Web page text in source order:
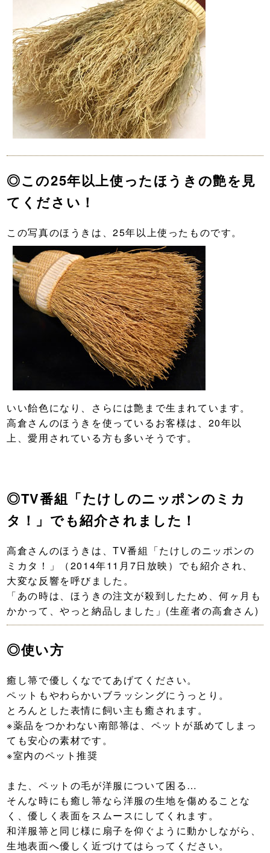
◎この25年以上使ったほうきの艶を見
てください！
この写真のほうきは、25年以上使ったものです。
いい飴色になり、さらには艶まで生まれています。
高倉さんのほうきを使っているお客様は、20年以
上、愛用されている方も多いそうです。
◎TV番組「たけしのニッポンのミカ
タ！」でも紹介されました！
高倉さんのほうきは、TV番組「たけしのニッポンの
ミカタ！」（2014年11月7日放映）でも紹介され、
大変な反響を呼びました。
「あの時は、ほうきの注文が殺到したため、何ヶ月も
かかって、やっと納品しました」(生産者の高倉さん)
◎使い方
癒し箒で優しくなでてあげてください。
ペットもやわらかいブラッシングにうっとり。
とろんとした表情に飼い主も癒されます。
※薬品をつかわない南部箒は、ペットが舐めてしまっ
ても安心の素材です。
※室内のペット推奨
また、ペットの毛が洋服について困る…
そんな時にも癒し箒なら洋服の生地を傷めることな
く、優しく表面をスムースにしてくれます。
和洋服箒と同じ様に扇子を仰ぐように動かしながら、
生地表面へ優しく近づけてはらってください。